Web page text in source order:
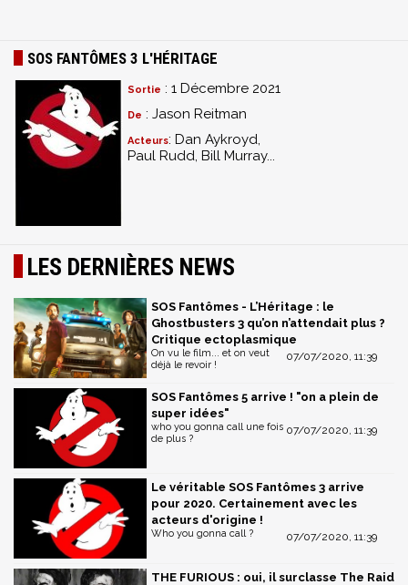
SOS FANTÔMES 3 L'HÉRITAGE
Sortie : 1 Décembre 2021
De : Jason Reitman
Acteurs: Dan Aykroyd,
Paul Rudd, Bill Murray...
LES DERNIÈRES NEWS
SOS Fantômes - L’Héritage : le
Ghostbusters 3 qu’on n’attendait plus ?
Critique ectoplasmique
07/07/2020, 11:39
On vu le film... et on veut
déjà le revoir !
SOS Fantômes 5 arrive ! "on a plein de
super idées"
07/07/2020, 11:39
who you gonna call une fois
de plus ?
Le véritable SOS Fantômes 3 arrive
pour 2020. Certainement avec les
acteurs d'origine !
07/07/2020, 11:39
Who you gonna call ?
THE FURIOUS : oui, il surclasse The Raid